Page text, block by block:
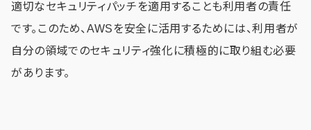
適切なセキュリティパッチを適用することも利用者の責任
です。このため、AWSを安全に活用するためには、利用者が
自分の領域でのセキュリティ強化に積極的に取り組む必要
があります。